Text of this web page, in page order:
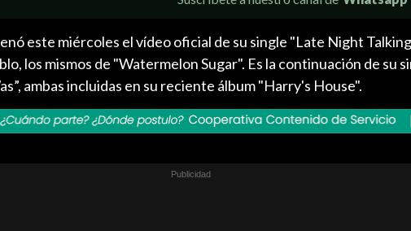
este miércoles el vídeo oficial de su single "Late Night
los mismos de "Watermelon Sugar". Es la continuación de su
ambas incluidas en su reciente álbum "Harry's House".